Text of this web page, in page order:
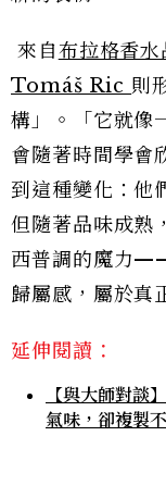
來自布拉格香
Tomáš Ric 則
構」。「它就
會隨著時間學會
到這種變化：他
但隨著品味成熟
西普調的魔力
歸屬感，屬於真
延伸閱讀：
【與大師對
氣味，卻複製